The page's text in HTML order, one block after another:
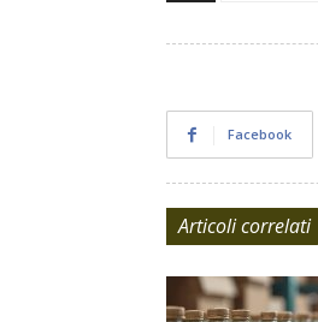
Facebook
Articoli correlati